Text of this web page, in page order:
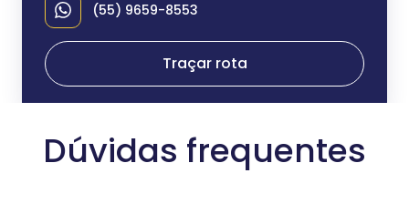
(55) 9659-8553
Traçar rota
Dúvidas frequentes